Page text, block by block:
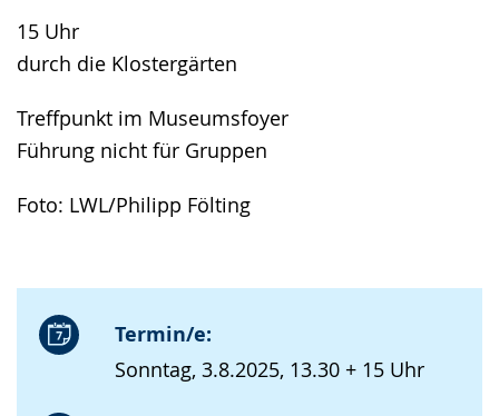
15 Uhr
durch die Klostergärten
Treffpunkt im Museumsfoyer
Führung nicht für Gruppen
Foto: LWL/Philipp Fölting
Termin/e:
Sonntag, 3.8.2025, 13.30 + 15 Uhr